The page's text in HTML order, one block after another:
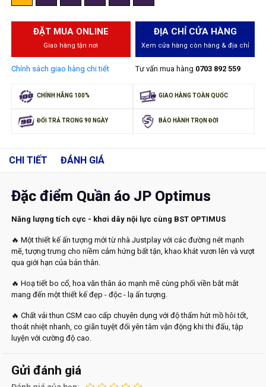
ĐẶT MUA ONLINE
Giao hàng tận nơi
Chính sách giao hàng chi tiết
ĐỊA CHỈ CỬA HÀNG
Xem cửa hàng còn hàng & địa chỉ
Tư vấn mua hàng 0703 892 559
CHÍNH HÃNG 100% GIAO HÀNG TOÀN QUỐC
ĐỔI TRẢ TRONG 90 NGÀY BẢO HÀNH TRỌN ĐỜI
CHI TIẾT ĐÁNH GIÁ
Đặc điểm Quần áo JP Optimus
Năng lượng tích cực - khơi dây nội lực cùng BST OPTIMUS
🔥 Một thiết kế ấn tượng mới từ nhà Justplay với các đường nét mạnh
mẽ, tượng trưng cho niềm cảm hứng bất tận, khao khát vươn lên và vượt
qua giới hạn của bản thân.
🔥 Hoạ tiết bo cổ, hoa văn thân áo mạnh mẽ cùng phối viền bắt mắt
mang đến một thiết kế đẹp - độc - lạ ấn tượng.
🔥 Chất vải thun CSM cao cấp chuyên dụng với độ thấm hút mồ hôi tốt,
thoát nhiệt nhanh, co giãn tuyệt đối yên tâm vận động khi thi đấu, tập
luyện với cường độ cao.
Gửi đánh giá